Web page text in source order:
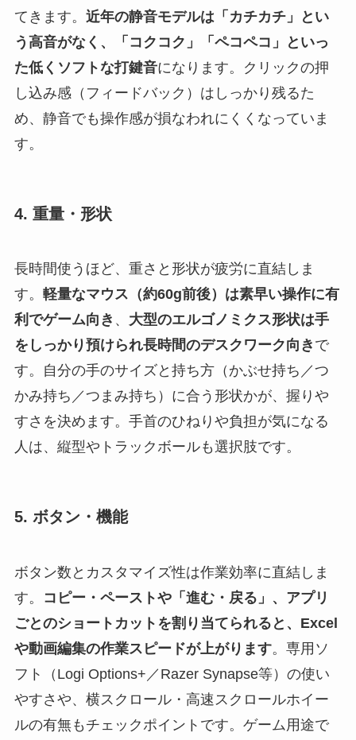
てきます。 近年の静音モデルは「カチカチ」とい
う高音がなく、「コクコク」「ペコペコ」といっ
た低くソフトな打鍵音になります。クリックの押
し込み感（フィードバック）はしっかり残るた
め、静音でも操作感が損なわれにくくなっていま
す。
4. 重量・形状
長時間使うほど、重さと形状が疲労に直結しま
す。 軽量なマウス（約60g前後）は素早い操作に有
利でゲーム向き 、 大型のエルゴノミクス形状は手
をしっかり預けられ長時間のデスクワーク向き で
す。自分の手のサイズと持ち方（かぶせ持ち／つ
かみ持ち／つまみ持ち）に合う形状かが、握りや
すさを決めます。手首のひねりや負担が気になる
人は、縦型やトラックボールも選択肢です。
5. ボタン・機能
ボタン数とカスタマイズ性は作業効率に直結しま
す。
コピー・ペーストや「進む・戻る」、アプリ
ごとのショートカットを割り当てられると、Excel
や動画編集の作業スピードが上がります。専用ソ
フト（Logi Options+／Razer Synapse等）の使い
やすさや、横スクロール・高速スクロールホイー
ルの有無もチェックポイントです。ゲーム用途で